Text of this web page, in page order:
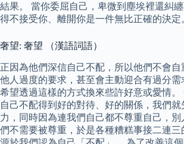
結果。 當你委屈自己，卑微到塵埃裡還糾
得不接受你、離開你是一件無比正確的決定
奢望: 奢望 （漢語詞語）
正因為他們深信自己不配，所以他們不會
他人過度的要求，甚至會主動迎合有過分需
希望透過這樣的方式換來些許好意或愛情。
自己不配得到好的對待、好的關係，我們
力，同時因為連我們自己都不尊重自己，
們不需要被尊重，於是各種糟糕事接二連